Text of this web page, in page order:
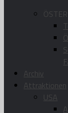
Archiv
Attraktionen
USA